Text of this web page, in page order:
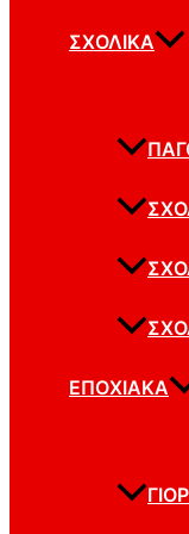
ΣΧΟΛΙΚΆ
ΕΠΟΧΙΑΚΆ